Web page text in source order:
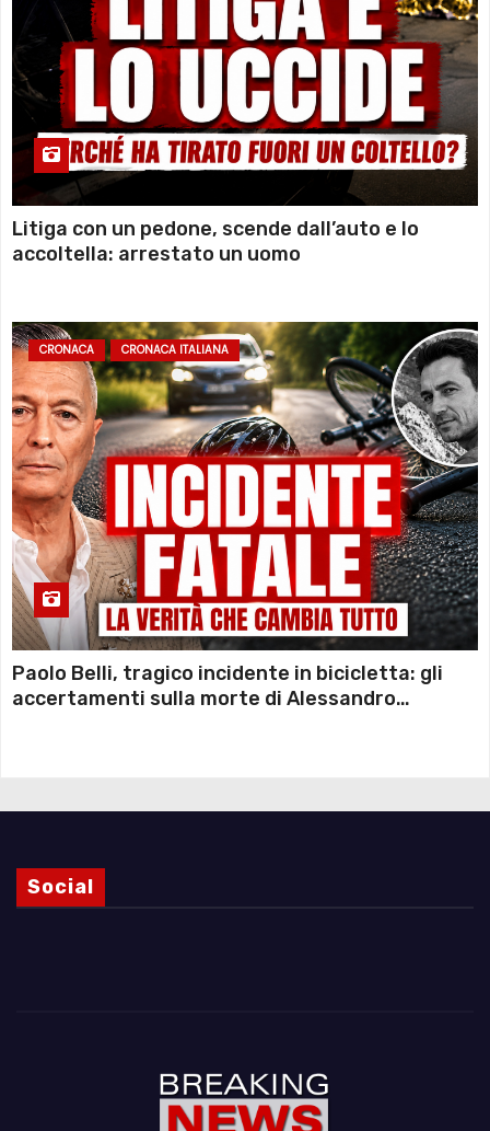
Litiga con un pedone, scende dall’auto e lo
accoltella: arrestato un uomo
CRONACA CRONACA ITALIANA
Paolo Belli, tragico incidente in bicicletta: gli
accertamenti sulla morte di Alessandro
Social